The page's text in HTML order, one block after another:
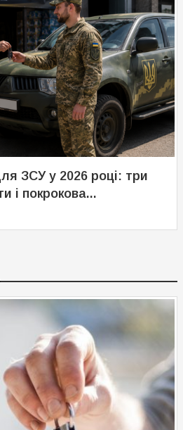
ЗСУ у 2026 році: три
і покрокова...